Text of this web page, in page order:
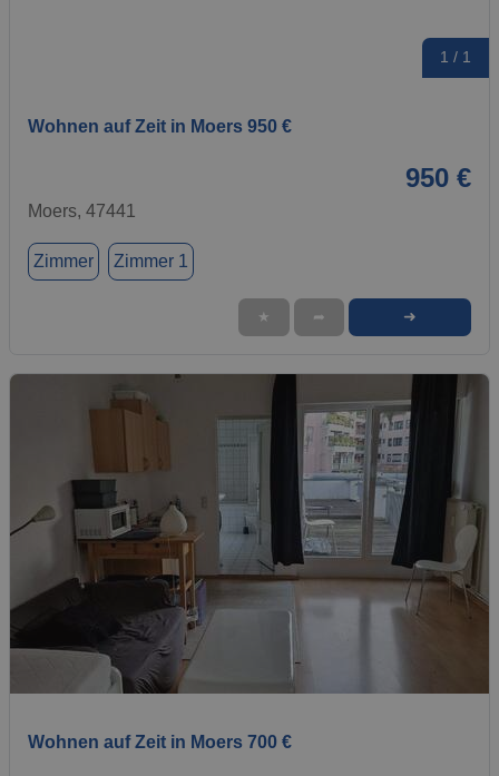
1 / 1
Wohnen auf Zeit in Moers 950 €
950 €
Moers, 47441
Zimmer Zimmer 1
★ ➦ ➜
Wohnen auf Zeit in Moers 700 €